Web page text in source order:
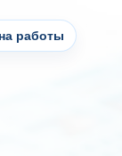
работы